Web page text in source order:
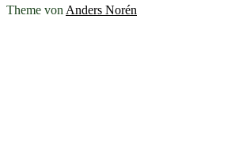
Theme von Anders Norén